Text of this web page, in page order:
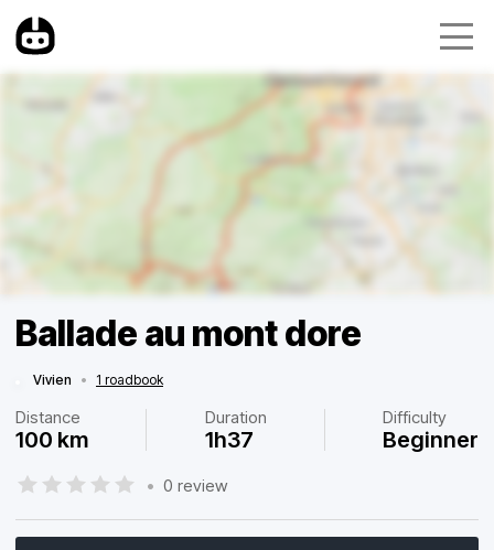
Ballade au mont dore
Vivien • 1 roadbook
Distance
100 km
Duration
1h37
Difficulty
Beginner
• 0 review